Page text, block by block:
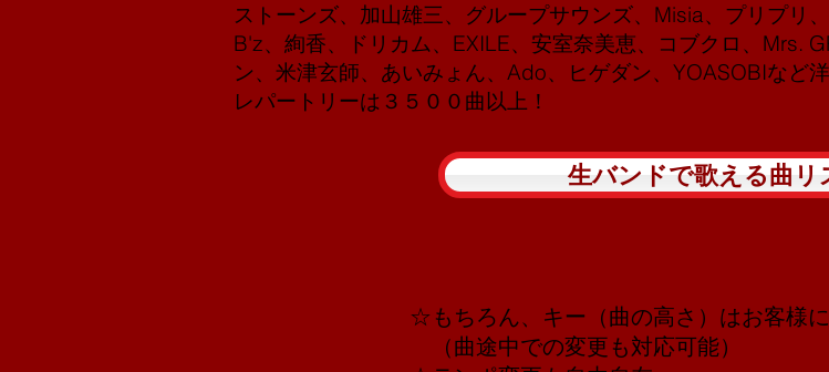
ストーンズ、加山雄三、グループサウンズ、Misia、プリプリ
B'z、絢香、ドリカム、EXILE、安室奈美恵、コブクロ、Mrs.
ン、米津玄師、あいみょん、Ado、ヒゲダン、YOASOBIなど
レパートリーは３５００曲以上！
生バンドで歌える曲リ
☆もちろん、キー（曲の高さ）はお客様
（曲途中での変更も対応可能）